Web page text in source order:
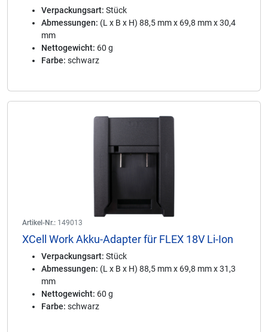
Verpackungsart: Stück
Abmessungen: (L x B x H) 88,5 mm x 69,8 mm x 30,4
mm
Nettogewicht: 60 g
Farbe: schwarz
Artikel-Nr.: 149013
XCell Work Akku-Adapter für FLEX 18V Li-Ion
Verpackungsart: Stück
Abmessungen: (L x B x H) 88,5 mm x 69,8 mm x 31,3
mm
Nettogewicht: 60 g
Farbe: schwarz